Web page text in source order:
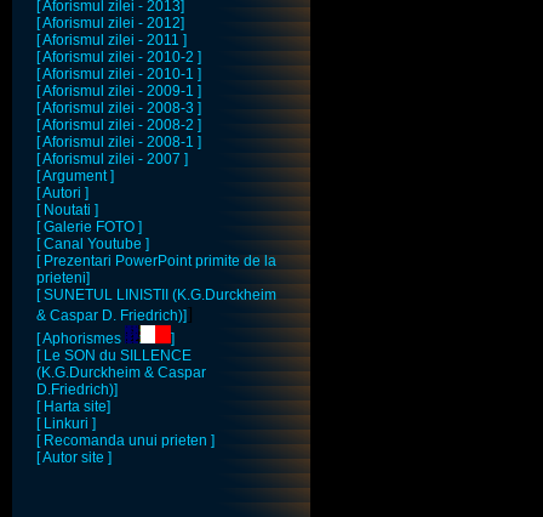
[ Aforismul zilei - 2013]
[ Aforismul zilei - 2012]
[ Aforismul zilei - 2011 ]
[ Aforismul zilei - 2010-2 ]
[ Aforismul zilei - 2010-1 ]
[ Aforismul zilei - 2009-1 ]
[ Aforismul zilei - 2008-3 ]
[ Aforismul zilei - 2008-2 ]
[ Aforismul zilei - 2008-1 ]
[ Aforismul zilei - 2007 ]
[ Argument ]
[ Autori ]
[ Noutati ]
[ Galerie FOTO ]
[ Canal Youtube ]
[ Prezentari PowerPoint primite de la
prieteni]
[ SUNETUL LINISTII (K.G.Durckheim
& Caspar D. Friedrich)]]
[ Aphorismes
]
[ Le SON du SILLENCE
(K.G.Durckheim & Caspar
D.Friedrich)]
[ Harta site]
[ Linkuri ]
[ Recomanda unui prieten ]
[ Autor site ]